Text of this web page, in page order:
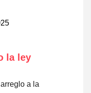
la ley
a la